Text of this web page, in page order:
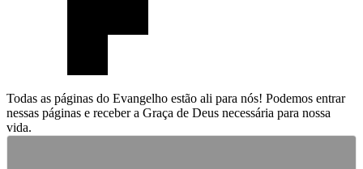
Todas as páginas do Evangelho estão ali para nós! Podemos entrar
nessas páginas e receber a Graça de Deus necessária para nossa
vida.